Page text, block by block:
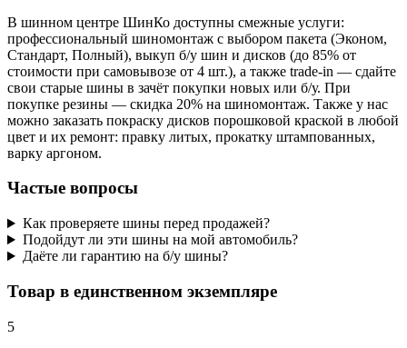
В шинном центре ШинКо доступны смежные услуги:
профессиональный шиномонтаж с выбором пакета (Эконом,
Стандарт, Полный), выкуп б/у шин и дисков (до 85% от
стоимости при самовывозе от 4 шт.), а также trade-in — сдайте
свои старые шины в зачёт покупки новых или б/у. При
покупке резины — скидка 20% на шиномонтаж. Также у нас
можно заказать покраску дисков порошковой краской в любой
цвет и их ремонт: правку литых, прокатку штампованных,
варку аргоном.
Частые вопросы
Как проверяете шины перед продажей?
Подойдут ли эти шины на мой автомобиль?
Даёте ли гарантию на б/у шины?
Товар в единственном экземпляре
5